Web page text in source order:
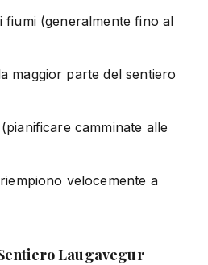
fiumi (generalmente fino al
maggior parte del sentiero
camminate alle
velocemente a
Laugavegur